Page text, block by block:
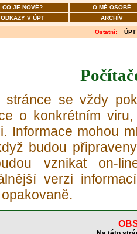
CO JE NOVÉ?
O MÉ OSOBĚ
ODKAZY V ÚPT ARCHÍV
Ostatní: ÚPT
stránce se vždy
o konkrétním
Informace mohou
budou
vznikat on-
verzi